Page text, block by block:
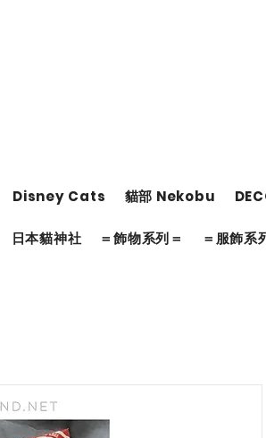
Disney Cats 貓部 Nekobu
日本貓神社 ＝飾物系列＝ ＝服飾系